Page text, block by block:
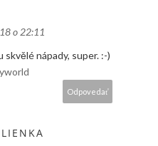
o 22:11
skvělé nápady, super. :-)
Odpovedať